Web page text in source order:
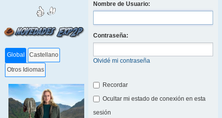
Global Castellano
Otros Idiomas
Nombre de Usuario:
Contraseña:
Olvidé mi contraseña
Recordar
Ocultar mi estado de conexión en esta
sesión